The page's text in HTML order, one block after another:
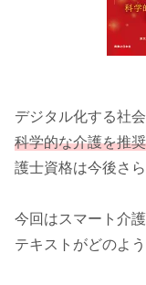
デジタル化する社会
科学的な介護を推
護士資格は今後さ
今回はスマート介
テキストがどのよ